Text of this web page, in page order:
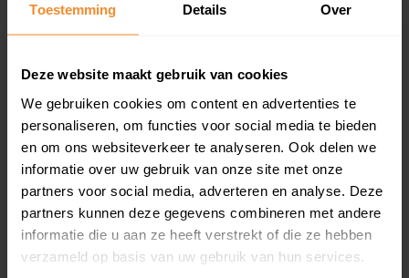
Toestemming Details Over
Deze website maakt gebruik van cookies
We gebruiken cookies om content en advertenties te
personaliseren, om functies voor social media te bieden
en om ons websiteverkeer te analyseren. Ook delen we
informatie over uw gebruik van onze site met onze
partners voor social media, adverteren en analyse. Deze
partners kunnen deze gegevens combineren met andere
informatie die u aan ze heeft verstrekt of die ze hebben
verzameld op basis van uw gebruik van hun services.
en koopdatum) binnen een postcodegebied. Dit
inclusief een jaar lang gratis updates van nieuwe
Bekijk product
Direct leverbaar
Kadastrale kaart pakket